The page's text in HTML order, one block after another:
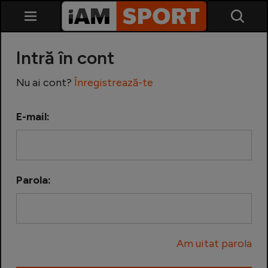
Echipa Națională
Intră în cont
Nu ai cont? Înregistrează-te
E-mail:
Parola:
Am uitat parola